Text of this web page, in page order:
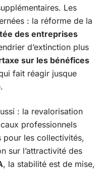
Les
: la réforme de la
des entreprises
d’extinction plus
sur les bénéfices
fait réagir jusque
: la revalorisation
professionnels
pour les collectivités,
sur l’attractivité des
, la stabilité est de mise,